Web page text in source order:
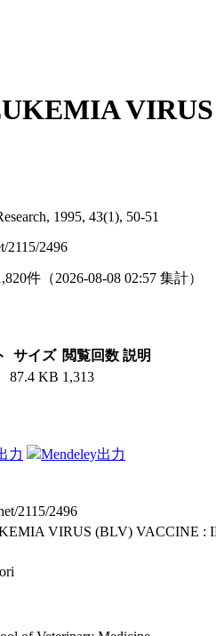
1995, 43(1), 50-51
2115/2496
件 （2026-08-08 02:57 集計）
サイズ 閲覧回数 説明
87.4 KB 1,313
力 Mendeley出力
2115/2496
VIRUS (BLV) VACCINE